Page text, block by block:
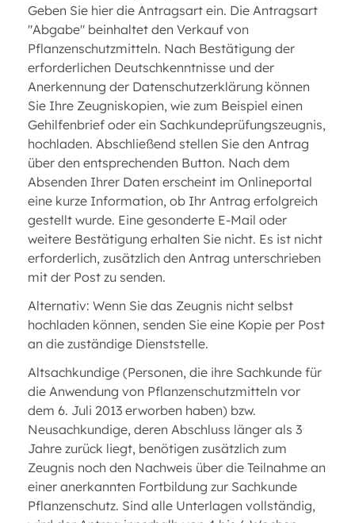
Geben Sie hier die Antragsart ein. Die Antragsart
"Abgabe" beinhaltet den Verkauf von
Pflanzenschutzmitteln. Nach Bestätigung der
erforderlichen Deutschkenntnisse und der
Anerkennung der Datenschutzerklärung können
Sie Ihre Zeugniskopien, wie zum Beispiel einen
Gehilfenbrief oder ein Sachkundeprüfungszeugnis,
hochladen. Abschließend stellen Sie den Antrag
über den entsprechenden Button. Nach dem
Absenden Ihrer Daten erscheint im Onlineportal
eine kurze Information, ob Ihr Antrag erfolgreich
gestellt wurde. Eine gesonderte E-Mail oder
weitere Bestätigung erhalten Sie nicht. Es ist nicht
erforderlich, zusätzlich den Antrag unterschrieben
mit der Post zu senden.
Alternativ: Wenn Sie das Zeugnis nicht selbst
hochladen können, senden Sie eine Kopie per Post
an die zuständige Dienststelle.
Altsachkundige (Personen, die ihre Sachkunde für
die Anwendung von Pflanzenschutzmitteln vor
dem 6. Juli 2013 erworben haben) bzw.
Neusachkundige, deren Abschluss länger als 3
Jahre zurück liegt, benötigen zusätzlich zum
Zeugnis noch den Nachweis über die Teilnahme an
einer anerkannten Fortbildung zur Sachkunde
Pflanzenschutz. Sind alle Unterlagen vollständig,